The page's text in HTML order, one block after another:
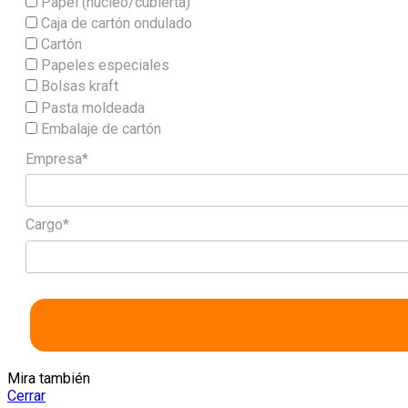
Caja de cartón ondulado
Cartón
Papeles especiales
Bolsas kraft
Pasta moldeada
Embalaje de cartón
Empresa*
Cargo*
Mira también
Cerrar